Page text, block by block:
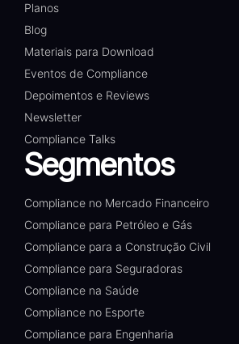
Planos
Blog
Materiais para Download
Eventos de Compliance
Depoimentos e Reviews
Newsletter
Compliance Talks
Segmentos
Compliance no Mercado Financeiro
Compliance para Petróleo e Gás
Compliance para a Construção Civil
Compliance para Seguradoras
Compliance na Saúde
Compliance no Esporte
Compliance para Engenharia